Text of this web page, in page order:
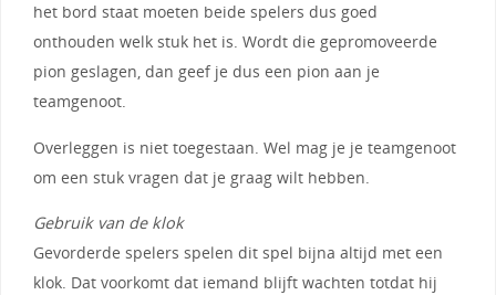
het bord staat moeten beide spelers dus goed
onthouden welk stuk het is. Wordt die gepromoveerde
pion geslagen, dan geef je dus een pion aan je
teamgenoot.
Overleggen is niet toegestaan. Wel mag je je teamgenoot
om een stuk vragen dat je graag wilt hebben.
Gebruik van de klok
Gevorderde spelers spelen dit spel bijna altijd met een
klok. Dat voorkomt dat iemand blijft wachten totdat hij